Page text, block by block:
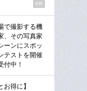
PR
で撮影する機
、その写真家
ーンにスポッ
テストを開催
付中！
お得に】